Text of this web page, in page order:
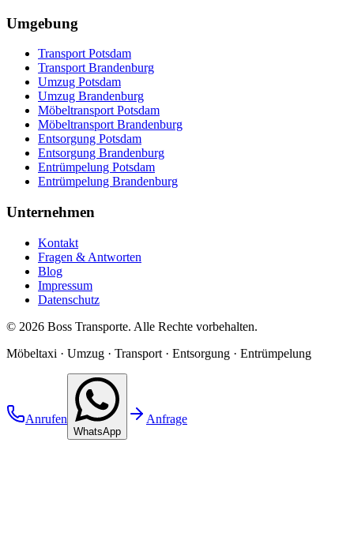
Umgebung
Transport Potsdam
Transport Brandenburg
Umzug Potsdam
Umzug Brandenburg
Möbeltransport Potsdam
Möbeltransport Brandenburg
Entsorgung Potsdam
Entsorgung Brandenburg
Entrümpelung Potsdam
Entrümpelung Brandenburg
Unternehmen
Kontakt
Fragen & Antworten
Blog
Impressum
Datenschutz
© 2026 Boss Transporte. Alle Rechte vorbehalten.
Möbeltaxi · Umzug · Transport · Entsorgung · Entrümpelung
Anrufen
WhatsApp
Anfrage